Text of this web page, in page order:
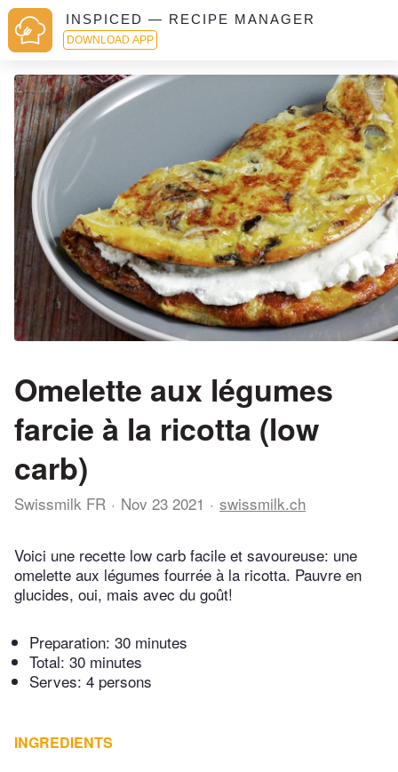
INSPICED — RECIPE MANAGER
DOWNLOAD APP
Omelette aux légumes
farcie à la ricotta (low
carb)
Swissmilk FR Nov 23 2021 swissmilk.ch
Voici une recette low carb facile et savoureuse: une
omelette aux légumes fourrée à la ricotta. Pauvre en
glucides, oui, mais avec du goût!
Preparation: 30 minutes
Total: 30 minutes
Serves: 4 persons
INGREDIENTS